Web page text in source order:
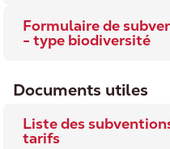
Formulaire de
- type biodiversité
Documents utiles
Liste des
tarifs